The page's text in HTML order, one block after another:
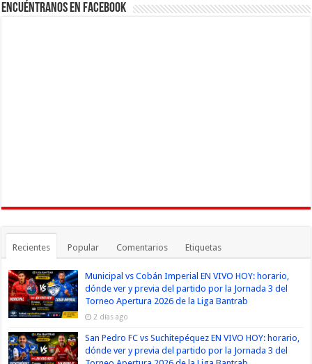
Encuéntranos en Facebook
Recientes Popular Comentarios Etiquetas
Municipal vs Cobán Imperial EN VIVO HOY: horario,
dónde ver y previa del partido por la Jornada 3 del
Torneo Apertura 2026 de la Liga Bantrab
2 días ago
San Pedro FC vs Suchitepéquez EN VIVO HOY: horario,
dónde ver y previa del partido por la Jornada 3 del